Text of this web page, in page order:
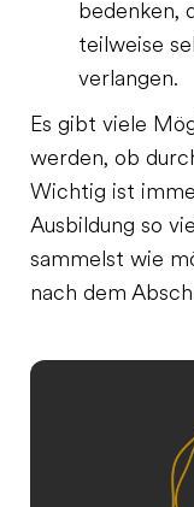
bedenken,
teilweise
verlangen.
Es gibt viele
werden, ob
Wichtig ist
Ausbildung so
sammelst wie
nach dem